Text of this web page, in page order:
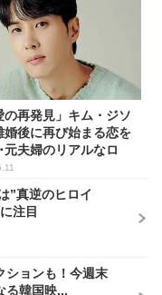
の再発見」キム・ジソ
婚後に再び始まる恋を
元夫婦のリアルなロ
”真逆のヒロイ
注目
ションも！今週末
る韓国映...